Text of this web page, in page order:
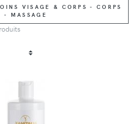
VISAGE & CORPS - CORPS
- MASSAGE